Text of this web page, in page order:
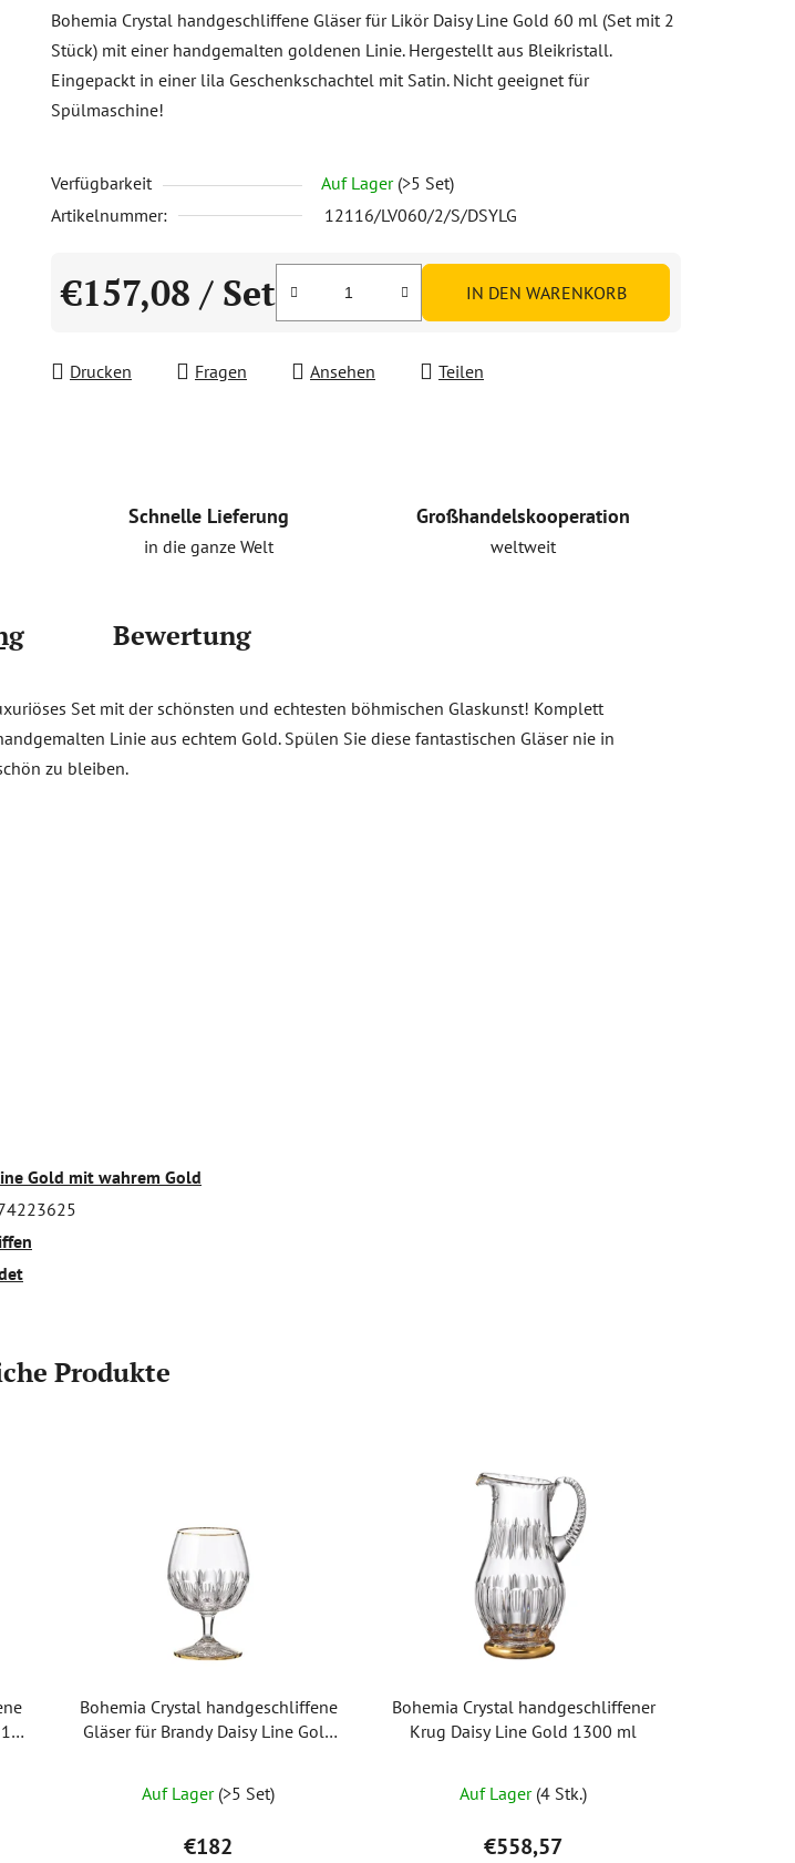
ist
0,0
von
5
Bohemia Crystal handgeschliffene Gläser für Likör Daisy Line Gold 60 ml (Set mit 2
Stück) mit einer handgemalten goldenen Linie. Hergestellt aus Bleikristall.
Eingepackt in einer lila Geschenkschachtel mit Satin. Nicht geeignet für
Spülmaschine!
Verfügbarkeit Auf Lager (>5 Set)
Artikelnummer:
12116/LV060/2/S/DSYLG
€157,08 / Set IN DEN WARENKORB
Drucken Fragen Ansehen Teilen
Schnelle Lieferung
in die ganze Welt
Großhandelskooperation
weltweit
Bewertung
Set mit der schönsten und echtesten böhmischen Glaskunst! Komplett
Linie aus echtem Gold. Spülen Sie diese fantastischen Gläser nie in
zu bleiben.
Gold mit wahrem Gold
Produkte
Bohemia Crystal handgeschliffene
Gläser für Brandy Daisy Line Gold
Auf Lager (>5 Set)
€182
Bohemia Crystal handgeschliffener
Krug Daisy Line Gold 1300 ml
Auf Lager (4 Stk.)
€558,57